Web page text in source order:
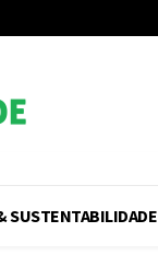
SUSTENTABILIDADE